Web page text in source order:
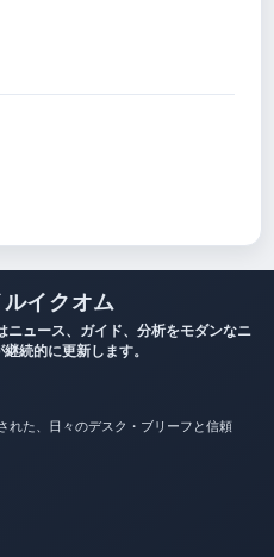
イクオム
ニュース、ガイド、分析をモダンなニ
続的に更新します。
れた、日々のデスク・ブリーフと信頼